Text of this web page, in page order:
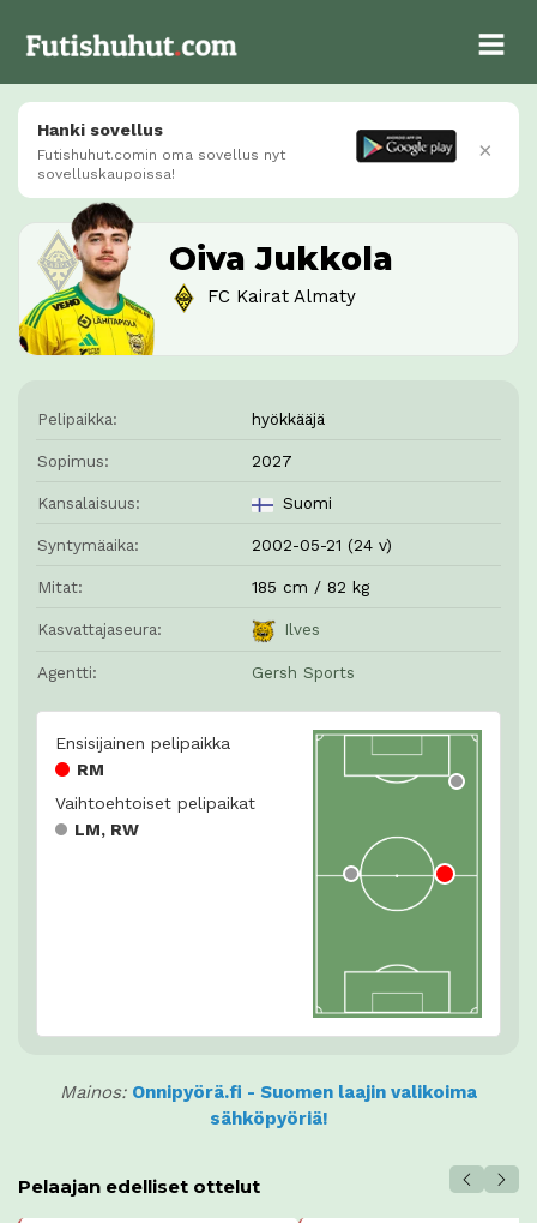
Hanki sovellus
Futishuhut.comin oma sovellus nyt
sovelluskaupoissa!
×
Oiva Jukkola
FC Kairat Almaty
Pelipaikka: hyökkääjä
Sopimus: 2027
Kansalaisuus: Suomi
Syntymäaika: 2002-05-21 (24 v)
Mitat: 185 cm / 82 kg
Kasvattajaseura: Ilves
Agentti: Gersh Sports
Ensisijainen pelipaikka
RM
Vaihtoehtoiset pelipaikat
LM, RW
Mainos: Onnipyörä.fi - Suomen laajin valikoima
sähköpyöriä!
Pelaajan edelliset ottelut